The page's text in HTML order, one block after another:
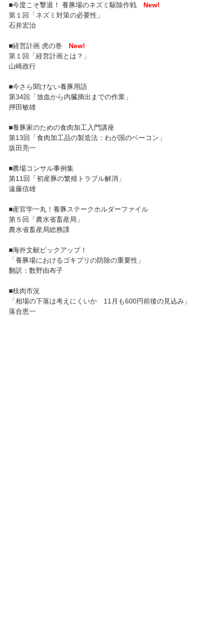
■今度こそ撃退！ 養豚場のネズミ駆除作戦 New!
第１回「ネズミ対策の必要性」
石井宏治
■経営計画 虎の巻 New!
第１回「経営計画とは？」
山崎政行
■今さら聞けない養豚用語
第34回「放血から内臓摘出までの作業」
押田敏雄
■養豚家のための食肉加工入門講座
第13回「食肉加工品の製造法：わが国のベーコン」
坂田亮一
■農場コンサル事例集
第11回「初産豚の繁殖トラブル解消」
遠藤信雄
■産官学一丸！養豚ステークホルダーファイル
第５回「農水省畜産局」
農水省畜産局総務課
■海外文献ピックアップ！
「養豚場におけるゴキブリの防除の重要性」
翻訳：数野由布子
■枝肉市況
「相場の下落は考えにくいか 11月も600円前後の見込み」
落合恵一